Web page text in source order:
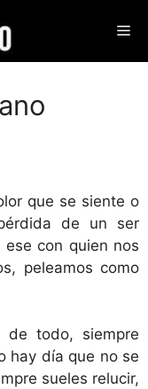
que se siente o
de un ser
con quien nos
peleamos como
de todo, siempre
hay día que no se
sueles relucir,